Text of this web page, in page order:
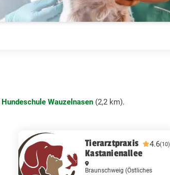
Hundeschule Wauzelnasen(2,2 km).
Tierarztpraxis
Kastanienallee
4.6(10)
Braunschweig(Östliches